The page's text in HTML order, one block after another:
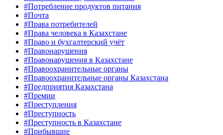
#Потребление продуктов питания
#Почта
#Права потребителей
#Права человека в Казахстане
#Право и бухгалтерский учёт
#Правонарушения
#Правонарушения в Казахстане
#Правоохранительные органы
#Правоохранительные органы Казахстана
#Предприятия Казахстана
#Премии
#Преступления
#Преступность
#Преступность в Казахстане
#Прибывшие